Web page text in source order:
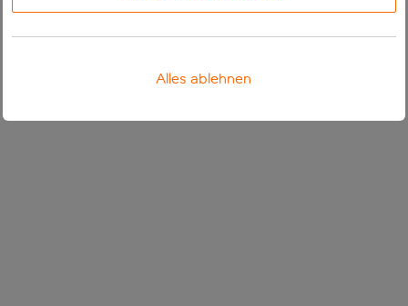
Alles ablehnen